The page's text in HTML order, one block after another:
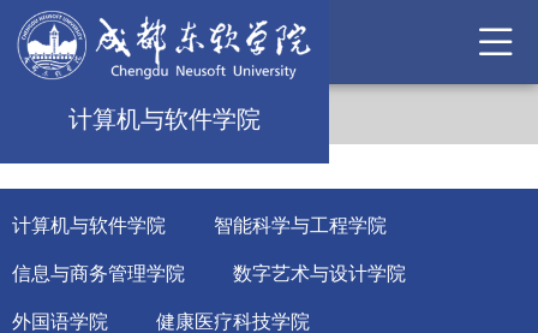
计算机与软件学院
计算机与软件学院 智能科学与工程学院
信息与商务管理学院 数字艺术与设计学院
外国语学院 健康医疗科技学院